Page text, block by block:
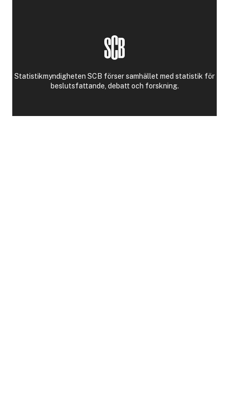
Statistikmyndigheten SCB förser samhället med statistik för
beslutsfattande, debatt och forskning.